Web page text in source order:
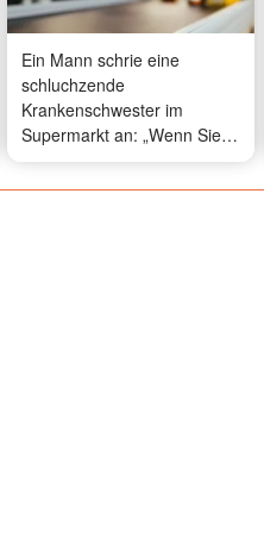
Ein Mann schrie eine
schluchzende
Krankenschwester im
Supermarkt an: „Wenn Sie
sich kein Kind leisten
können, sollten Sie vielleicht